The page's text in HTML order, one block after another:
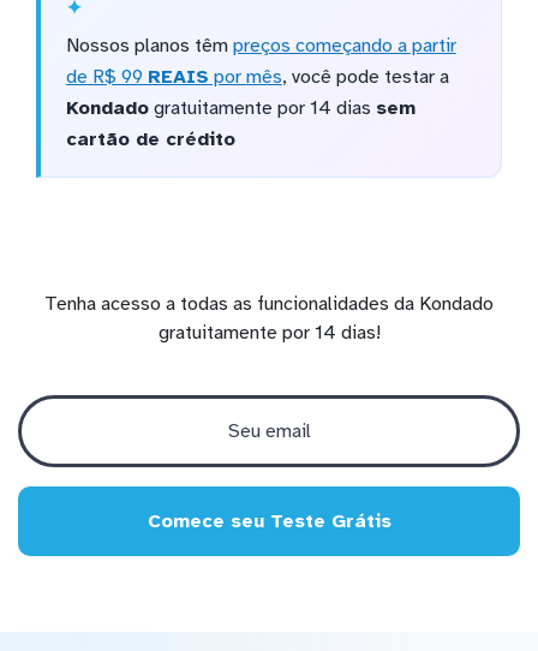
Nossos planos têm preços começando a partir
de R$ 99 REAIS por mês, você pode testar a
Kondadogratuitamente por 14 dias sem
cartão de crédito
Tenha acesso a todas as funcionalidades da Kondado
gratuitamente por 14 dias!
Comece seu Teste Grátis